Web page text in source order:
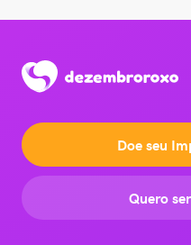
Doe seu
Quero